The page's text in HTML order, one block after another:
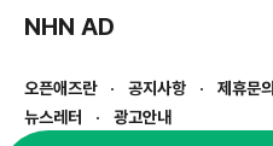
NHN AD
오픈애즈란 공지사항 제휴문의
뉴스레터
광고안내